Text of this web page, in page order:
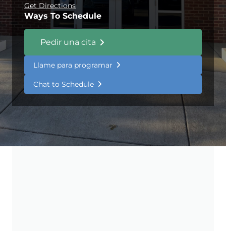
Get Directions
Ways To Schedule
Pedir una cita
Llame para programar
Chat to Schedule